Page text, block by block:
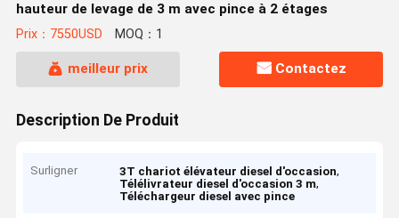
hauteur de levage de 3 m avec pince à 2 étages
Prix：7550USD MOQ：1
meilleur prix Contactez
Description De Produit
Surligner 3T chariot élévateur diesel d'occasion,
Télélivrateur diesel d'occasion 3 m,
Téléchargeur diesel avec pince